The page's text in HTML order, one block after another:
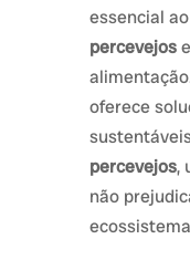
essencial
percevejos
oferece
percevejos,
não